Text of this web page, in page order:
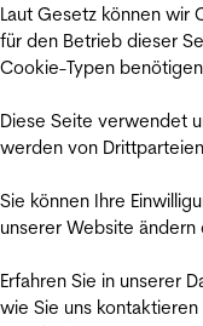
Laut Gesetz können wir
für den Betrieb dieser
Cookie-Typen
Diese Seite verwendet
werden von
Sie können Ihre
unserer Website
Erfahren Sie in unserer
wie Sie uns